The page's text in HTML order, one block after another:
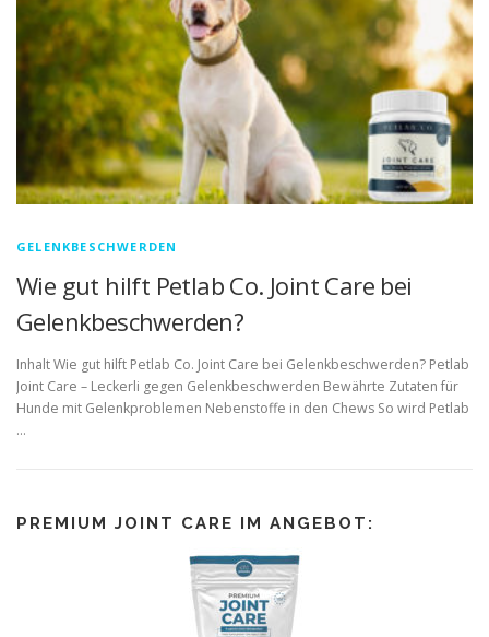
GELENKBESCHWERDEN
Wie gut hilft Petlab Co. Joint Care bei
Gelenkbeschwerden?
Inhalt Wie gut hilft Petlab Co. Joint Care bei Gelenkbeschwerden? Petlab
Joint Care – Leckerli gegen Gelenkbeschwerden Bewährte Zutaten für
Hunde mit Gelenkproblemen Nebenstoffe in den Chews So wird Petlab
…
PREMIUM JOINT CARE IM ANGEBOT: